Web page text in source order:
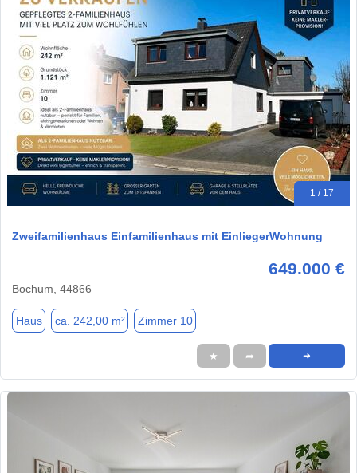
1 / 17
Zweifamilienhaus Einfamilienhaus mit EinliegerWohnung
649.000 €
Bochum, 44866
Haus ca. 242,00 m² Zimmer 10
★ ➦ ➜